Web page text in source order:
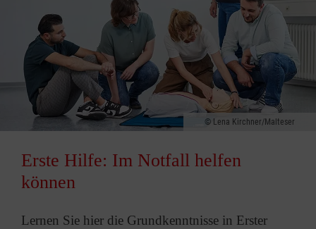
Lena Kirchner/Malteser
Erste Hilfe: Im Notfall helfen
können
Lernen Sie hier die Grundkenntnisse in Erster